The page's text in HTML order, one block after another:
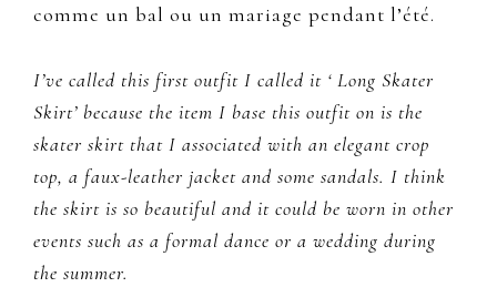
comme un bal ou un mariage pendant l’été.
I’ve called this first outfit I called it ‘ Long Skater
Skirt’ because the item I base this outfit on is the
skater skirt that I associated with an elegant crop
top, a faux-leather jacket and some sandals. I think
the skirt is so beautiful and it could be worn in other
events such as a formal dance or a wedding during
the summer.